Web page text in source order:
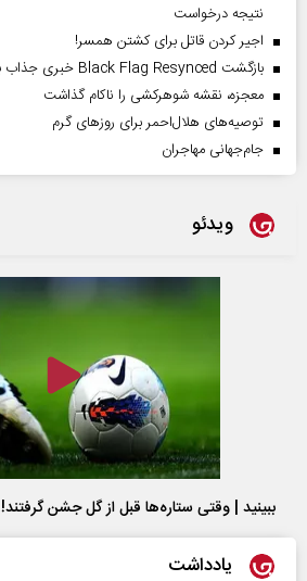
نتیجه درخواست
اجیر کردن قاتل برای کشتن همسر!
بازگشت Black Flag Resynced خبری جذاب برای دوستداران بازی
معجزه، نقشه شوهرکشی را ناکام گذاشت
توصیه‌های هلال‌احمر برای روز‌های گرم
جام‌جهانی مهاجران
ویدئو
ببینید | وقتی ستاره‌ها قبل از گل جشن گرفتند!
یادداشت